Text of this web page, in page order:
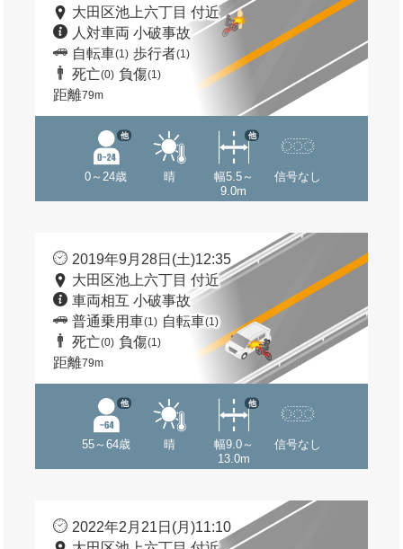
大田区池上六丁目 付近
人対車両 小破事故
自転車(1) 歩行者(1)
死亡(0) 負傷(1)
距離79m
0～24歳
他
晴
幅5.5～
9.0m
他
信号なし
2019年9月28日(土)12:35
大田区池上六丁目 付近
車両相互 小破事故
普通乗用車(1) 自転車(1)
死亡(0) 負傷(1)
距離79m
55～64歳
他
晴
幅9.0～
13.0m
他
信号なし
2022年2月21日(月)11:10